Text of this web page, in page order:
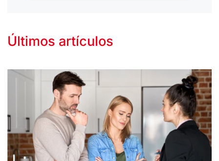
Últimos artículos